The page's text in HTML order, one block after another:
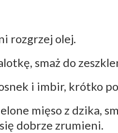
rozgrzej olej.
smaż do
i imbir, krótko
mięso z dzika,
dobrze zrumieni.